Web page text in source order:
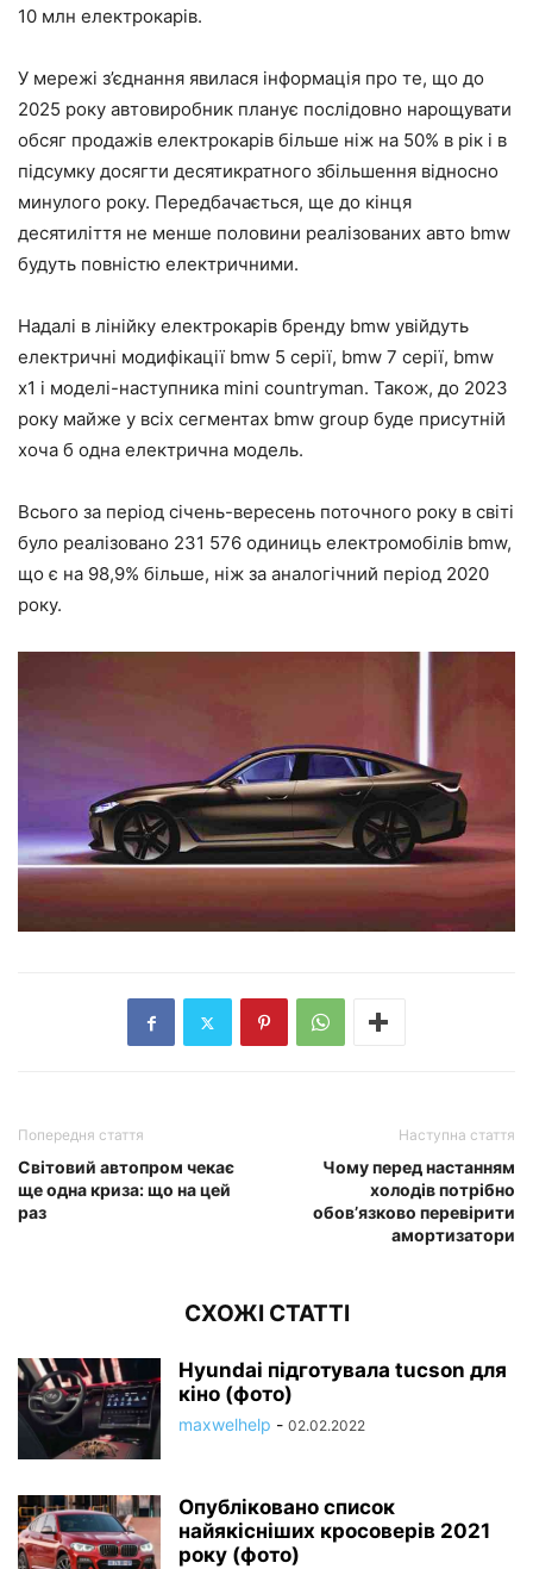
10 млн електрокарів.
У мережі з’єднання явилася інформація про те, що до
2025 року автовиробник планує послідовно нарощувати
обсяг продажів електрокарів більше ніж на 50% в рік і в
підсумку досягти десятикратного збільшення відносно
минулого року. Передбачається, ще до кінця
десятиліття не менше половини реалізованих авто bmw
будуть повністю електричними.
Надалі в лінійку електрокарів бренду bmw увійдуть
електричні модифікації bmw 5 серії, bmw 7 серії, bmw
x1 і моделі-наступника mini countryman. Також, до 2023
року майже у всіх сегментах bmw group буде присутній
хоча б одна електрична модель.
Всього за період січень-вересень поточного року в світі
було реалізовано 231 576 одиниць електромобілів bmw,
що є на 98,9% більше, ніж за аналогічний період 2020
року.
Попередня стаття
Світовий автопром чекає
ще одна криза: що на цей
раз
Наступна стаття
Чому перед настанням
холодів потрібно
обов’язково перевірити
амортизатори
СХОЖІ СТАТТІ
Hyundai підготувала tucson для
кіно (фото)
maxwelhelp - 02.02.2022
Опубліковано список
найякісніших кросоверів 2021
року (фото)